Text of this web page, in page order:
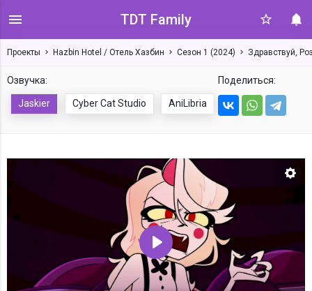
TDT Family
Проекты Hazbin Hotel / Отель Хазбин Сезон 1 (2024) Здравствуй,
Озвучка:
Jaskier Cyber Cat Studio AniLibria
Поделиться:
Воспроизвести